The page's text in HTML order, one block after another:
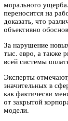
морального
переносится на
доказать, что
объективно
За нарушение
тыс. евро, а также
всей системы
Эксперты
значительных в
как фактически
от закрытой
модели.